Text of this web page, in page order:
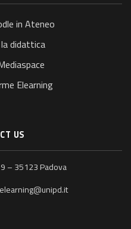
in Ateneo
didattica
Elearning
US
– 35123 Padova